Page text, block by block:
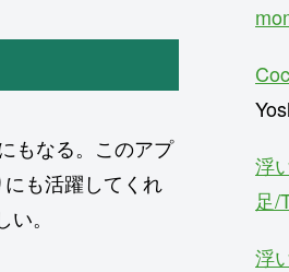
もなる。このアプ
も活躍してくれ
。
浮
足/
浮